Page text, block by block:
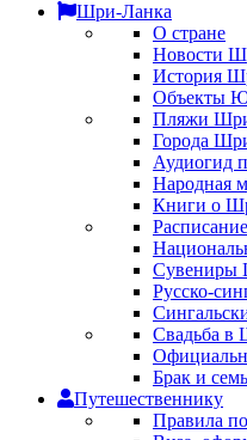
Шри-Ланка
О стране
Новости
История
Объекты
Пляжи
Города
Аудиогид
Народная
Книги о
Сувениры
Русско-
Свадьба в
Брак и
Путешественнику
Правила